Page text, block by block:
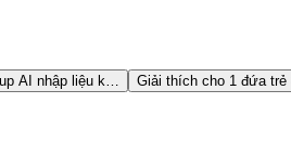
AI nhập liệu k Giải thích cho 1 đứa